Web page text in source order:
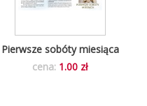
Pierwsze sobóty miesiąca
cena: 1.00 zł